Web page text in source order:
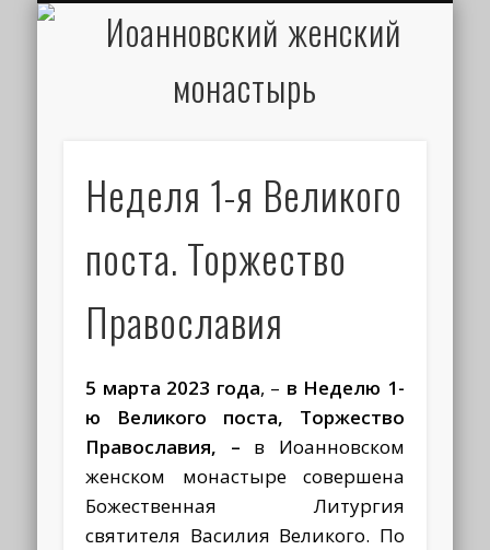
Неделя 1-я Великого
поста. Торжество
Православия
5 марта 2023 года, – в Неделю 1-
ю Великого поста, Торжество
Православия, – в Иоанновском
женском монастыре совершена
Божественная Литургия
святителя Василия Великого. По